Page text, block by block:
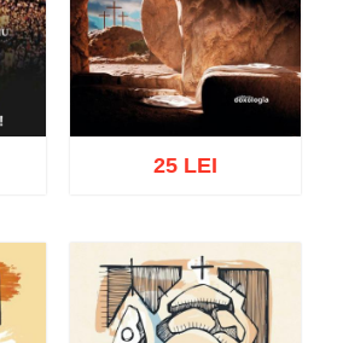
Adaugă în coș Wishlist
25 LEI